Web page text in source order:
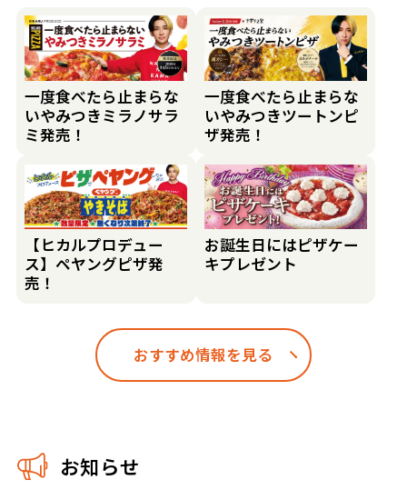
一度食べたら止まらな
いやみつきミラノサラ
ミ発売！
一度食べたら止まらな
いやみつきツートンピ
ザ発売！
【ヒカルプロデュー
ス】ペヤングピザ発
売！
お誕生日にはピザケー
キプレゼント
おすすめ情報を見る
お知らせ